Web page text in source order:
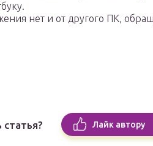
нет и от другого ПК,
Лайк автору